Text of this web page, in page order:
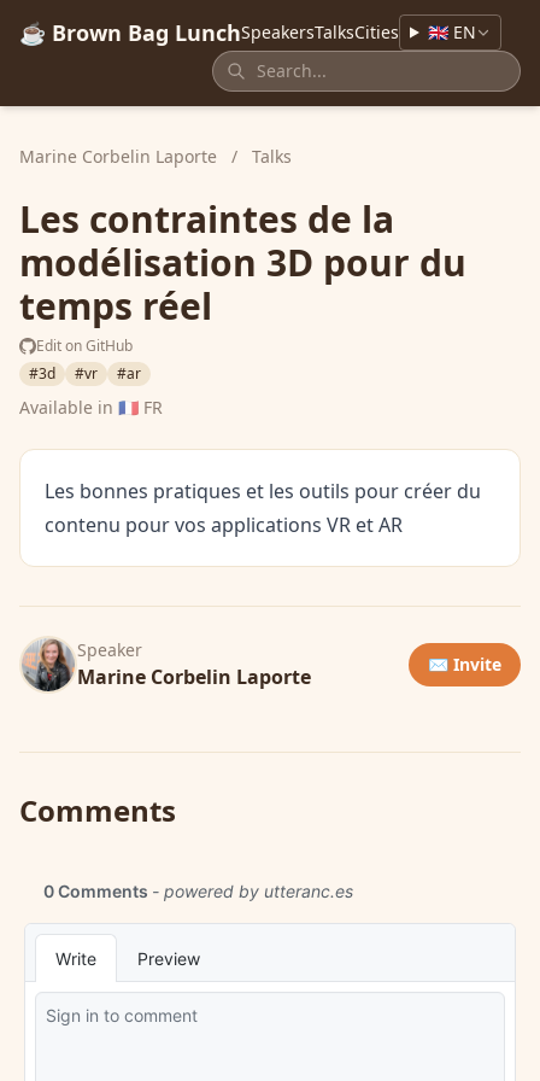
☕ Brown Bag LunchSpeakersTalksCities 🇬🇧 EN
Marine Corbelin Laporte / Talks
Les contraintes de la
modélisation 3D pour du
temps réel
Edit on GitHub
#3d
#vr #ar
Available in 🇫🇷 FR
Les bonnes pratiques et les outils pour créer du
contenu pour vos applications VR et AR
Speaker
Marine Corbelin Laporte ✉️ Invite
Comments